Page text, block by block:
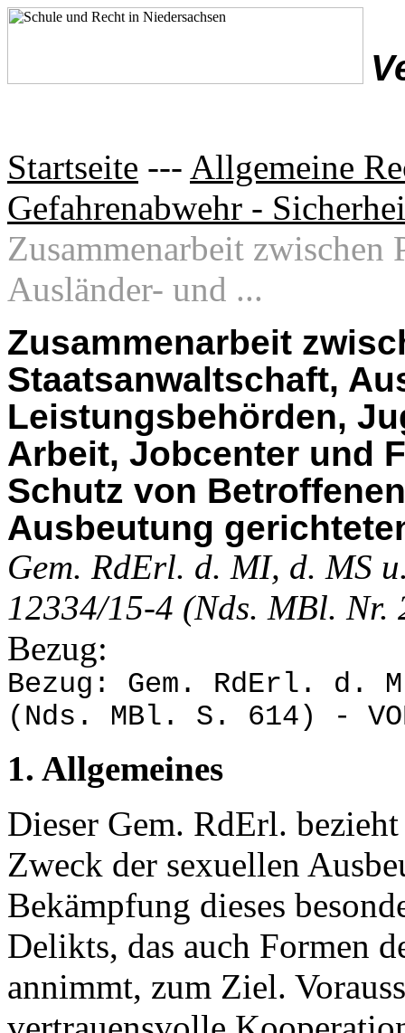
Startseite --- Allgemeine
Gefahrenabwehr -
Zusammenarbeit zwischen
Ausländer- und ...
Zusammenarbeit
Staatsanwaltschaft,
Leistungsbehörden,
Arbeit, Jobcenter und
Schutz von
Ausbeutung
Gem. RdErl. d. MI, d. MS
12334/15-4 (Nds. MBl. Nr.
Bezug:
Bezug: Gem. RdErl. d.
(Nds. MBl. S. 614) -
1. Allgemeines
Dieser Gem. RdErl.
Zweck der sexuellen
Bekämpfung dieses
Delikts, das auch Formen
annimmt, zum Ziel.